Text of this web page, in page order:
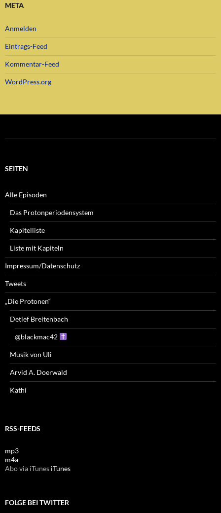
META
Anmelden
Eintrags-Feed
Kommentar-Feed
WordPress.org
SEITEN
Alle Episoden
Das Protonperiodensystem
Kapitelliste
Liste mit Kapiteln
Impressum/Datenschutz
Tweets
„Die Protonen“
Detlef Breitenbach
@blackmac42
Musik von Uli
Arvid A. Doerwald
Kathi
RSS-FEEDS
mp3
m4a
Abo via iTunes iTunes
FOLGE BEI TWITTER